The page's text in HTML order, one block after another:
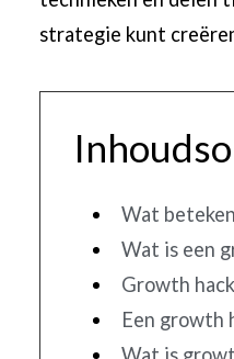
strategie kunt
Wat
Wat is een
Growth
Een ​​growth